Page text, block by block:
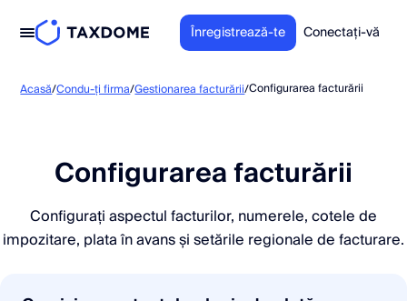
Înregistrează-te Conectați-vă
Acasă/Condu-ți firma/Gestionarea facturării/Configurarea facturării
Configurarea facturării
Configurați aspectul facturilor, numerele, cotele de
impozitare, plata în avans și setările regionale de facturare.